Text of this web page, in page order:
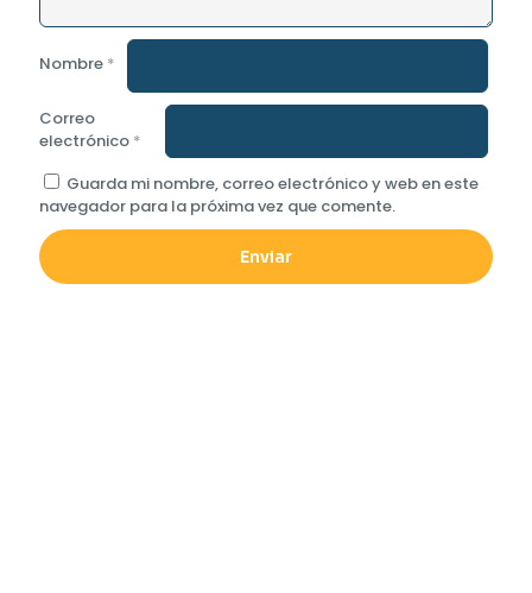
Nombre *
Correo
electrónico *
Guarda mi nombre, correo electrónico y web en este
navegador para la próxima vez que comente.